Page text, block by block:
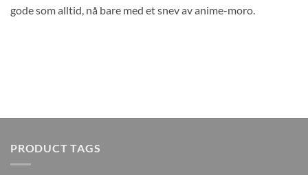
gode som alltid, nå bare med et snev av anime-moro.
PRODUCT TAGS